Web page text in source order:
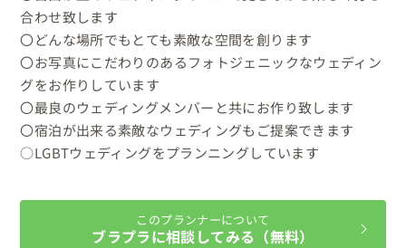
合わせ致します
〇どんな場所でもとても素敵な空間を創ります
〇お写真にこだわりのあるフォトジェニックなウェディン
グをお作りしています
〇最良のウェディングメンバーと共にお作り致します
〇宿泊が出来る素敵なウェディングもご提案できます
○LGBTウェディングをプランニングしています
このプランナーについて
ブラプラに相談してみる（無料）